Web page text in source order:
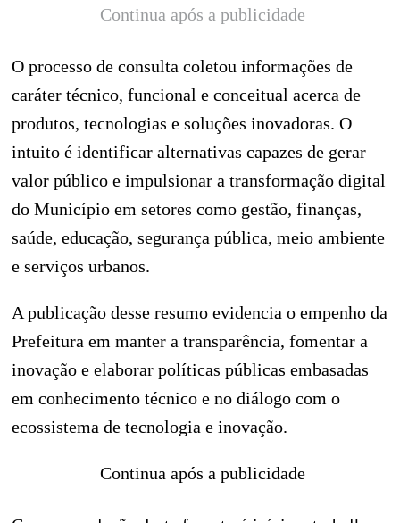
Continua após a publicidade
O processo de consulta coletou informações de
caráter técnico, funcional e conceitual acerca de
produtos, tecnologias e soluções inovadoras. O
intuito é identificar alternativas capazes de gerar
valor público e impulsionar a transformação digital
do Município em setores como gestão, finanças,
saúde, educação, segurança pública, meio ambiente
e serviços urbanos.
A publicação desse resumo evidencia o empenho da
Prefeitura em manter a transparência, fomentar a
inovação e elaborar políticas públicas embasadas
em conhecimento técnico e no diálogo com o
ecossistema de tecnologia e inovação.
Continua após a publicidade